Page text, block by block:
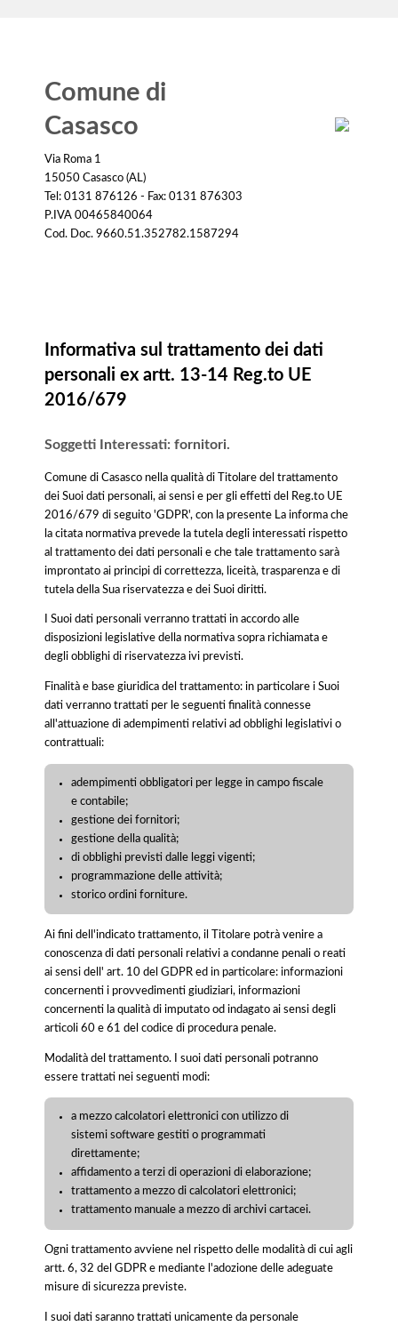
Comune di
Casasco
Via Roma 1
15050 Casasco (AL)
Tel: 0131 876126 - Fax: 0131 876303
P.IVA 00465840064
Cod. Doc. 9660.51.352782.1587294
Informativa sul trattamento dei dati
personali ex artt. 13-14 Reg.to UE
2016/679
Soggetti Interessati: fornitori.
Comune di Casasco nella qualità di Titolare del trattamento
dei Suoi dati personali, ai sensi e per gli effetti del Reg.to UE
2016/679 di seguito 'GDPR', con la presente La informa che
la citata normativa prevede la tutela degli interessati rispetto
al trattamento dei dati personali e che tale trattamento sarà
improntato ai principi di correttezza, liceità, trasparenza e di
tutela della Sua riservatezza e dei Suoi diritti.
I Suoi dati personali verranno trattati in accordo alle
disposizioni legislative della normativa sopra richiamata e
degli obblighi di riservatezza ivi previsti.
Finalità e base giuridica del trattamento: in particolare i Suoi
dati verranno trattati per le seguenti finalità connesse
all'attuazione di adempimenti relativi ad obblighi legislativi o
contrattuali:
adempimenti obbligatori per legge in campo fiscale
e contabile;
gestione dei fornitori;
gestione della qualità;
di obblighi previsti dalle leggi vigenti;
programmazione delle attività;
storico ordini forniture.
Ai fini dell'indicato trattamento, il Titolare potrà venire a
conoscenza di dati personali relativi a condanne penali o reati
ai sensi dell' art. 10 del GDPR ed in particolare: informazioni
concernenti i provvedimenti giudiziari, informazioni
concernenti la qualità di imputato od indagato ai sensi degli
articoli 60 e 61 del codice di procedura penale.
Modalità del trattamento. I suoi dati personali potranno
essere trattati nei seguenti modi:
a mezzo calcolatori elettronici con utilizzo di
sistemi software gestiti o programmati
direttamente;
affidamento a terzi di operazioni di elaborazione;
trattamento a mezzo di calcolatori elettronici;
trattamento manuale a mezzo di archivi cartacei.
Ogni trattamento avviene nel rispetto delle modalità di cui agli
artt. 6, 32 del GDPR e mediante l'adozione delle adeguate
misure di sicurezza previste.
I suoi dati saranno trattati unicamente da personale